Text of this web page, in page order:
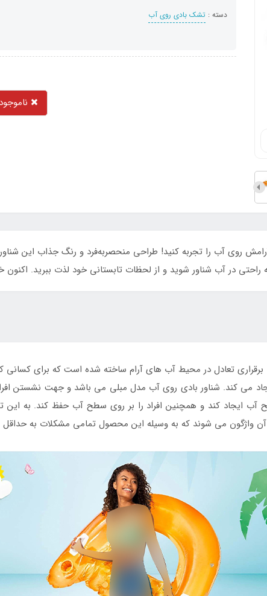
دسته : تشک بادی روی آب
ناموجود
روی آب را تجربه کنید! طراحی منحصربه‌فرد و رنگ جذاب این
راحتی در آب شناور شوید و از لحظات تابستانی خود لذت ببرید. اکنون
تعادل در محیط آب های آرام ساخته شده است که برای کسانی
می کند. شناور بادی روی آب مدل مبلی می باشد و جهت نشستن
آب ایجاد کند و همچنین افراد را بر روی سطح آب حفظ کند. به
آن واژگون می شوند که به وسیله این محصول تمامی مشکلات به